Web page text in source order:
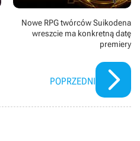
Nowe RPG twórców Suikodena
wreszcie ma konkretną datę
premiery
POPRZEDNI